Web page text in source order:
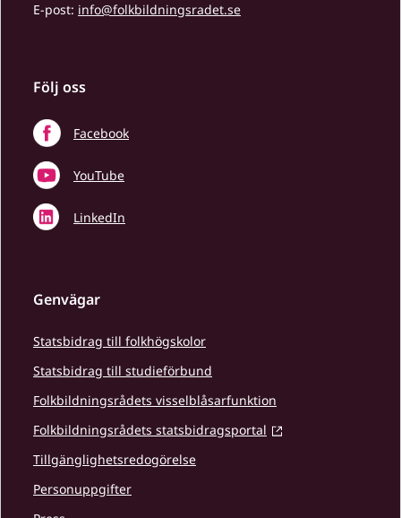
E-post: info@folkbildningsradet.se
Följ oss
Facebook
YouTube
LinkedIn
Genvägar
Statsbidrag till folkhögskolor
Statsbidrag till studieförbund
Folkbildningsrådets visselblåsarfunktion
Folkbildningsrådets statsbidragsportal
Tillgänglighetsredogörelse
Personuppgifter